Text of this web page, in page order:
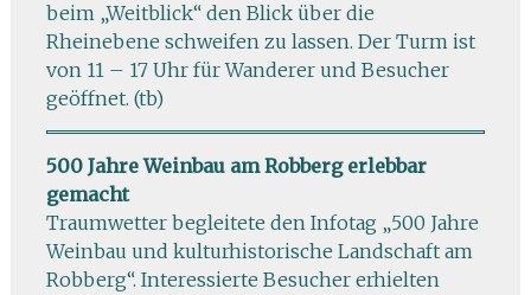
beim „Weitblick“ den Blick über die
Rheinebene schweifen zu lassen. Der Turm ist
von 11 – 17 Uhr für Wanderer und Besucher
geöffnet. (tb)
500 Jahre Weinbau am Robberg erlebbar
gemacht
Traumwetter begleitete den Infotag „500 Jahre
Weinbau und kulturhistorische Landschaft am
Robberg“. Interessierte Besucher erhielten